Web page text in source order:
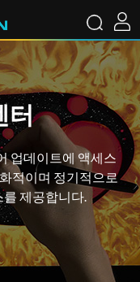
터
업데이트에 액세스
적이며 정기적으로
제공합니다.